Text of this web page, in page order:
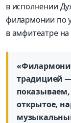
в исполнении
филармонии по
в амфитеатре
традицией
открытое,